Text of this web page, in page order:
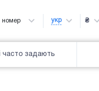
номер укр ₴
часто задають